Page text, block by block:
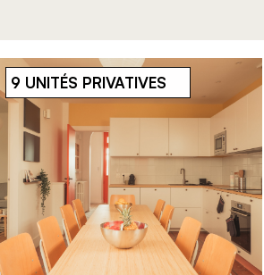
9 UNITÉS PRIVATIVES